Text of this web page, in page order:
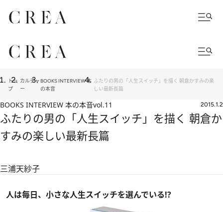
トッ
プ
カルチャ
ー
BOOKS INTERVIEW 本
の本音
ふたりの男の「人生スイッチ」を描く 朝倉かすみの楽
しい最新長篇
BOOKS INTERVIEW 本の本音vol.11 2015.1.2
ふたりの男の「人生スイッチ」を描く 朝倉か
すみの楽しい最新長篇
三浦天紗子
人は毎日、小さな人生スイッチを選んでいる!?